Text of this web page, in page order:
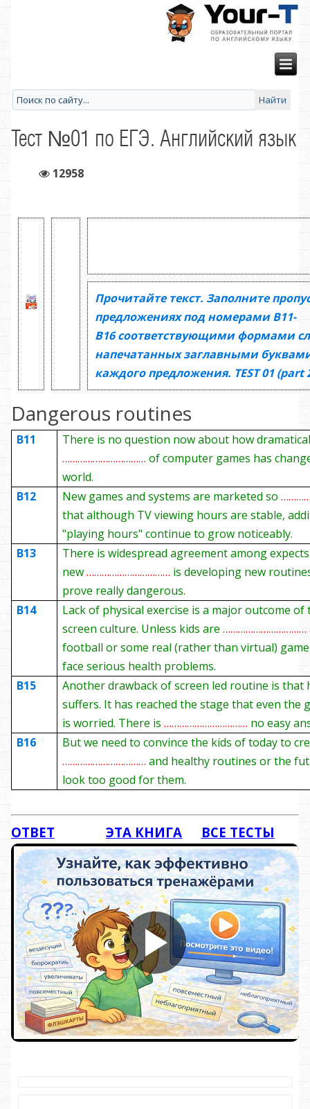
Тест №01 по ЕГЭ. Английский язык
12958
Прочитайте текст. Заполните
предложениях под номерамиВ11-
В16соответствующими формами
напечатанных заглавными
каждого предложения. TEST01(part
Dangerous routines
B11
There is no question now about how
……………………………of computer games has
world.
B12 New games and systems are marketed so
that although TV viewing hours are stable,
"playing hours" continue to grow noticeably.
B13
There is widespread agreement among
new…………………………… is developing new
prove really dangerous.
B14
Lack of physical exercise is a major outcome of
screen culture. Unless kids are……………………………
football or some real (rather than virtual)
face serious health problems.
B15
Another drawback of screen led routine is that
suffers. It has reached the stage that even the
is worried. There is…………………………… no easy
B16
But we need to convince the kids of today to
…………………………… and healthy routines or the
look too good for them.
ОТВЕТ ЭТА КНИГА ВСЕ ТЕСТЫ